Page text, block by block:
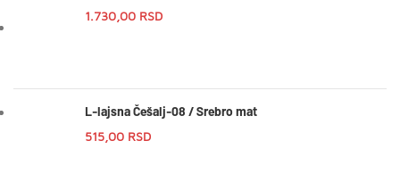
1.730,00 RSD
L-lajsna Češalj-08 / Srebro mat
515,00 RSD